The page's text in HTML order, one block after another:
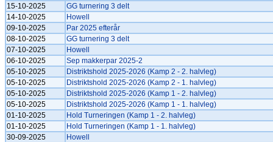
15-10-2025
GG turnering 3 delt
14-10-2025
Howell
09-10-2025
Par 2025 efterår
08-10-2025
GG turnering 3 delt
07-10-2025
Howell
06-10-2025
Sep makkerpar 2025-2
05-10-2025
Distriktshold 2025-2026 (Kamp 2 - 2. halvleg)
05-10-2025
Distriktshold 2025-2026 (Kamp 2 - 1. halvleg)
05-10-2025
Distriktshold 2025-2026 (Kamp 1 - 2. halvleg)
05-10-2025
Distriktshold 2025-2026 (Kamp 1 - 1. halvleg)
01-10-2025
Hold Turneringen (Kamp 1 - 2. halvleg)
01-10-2025
Hold Turneringen (Kamp 1 - 1. halvleg)
30-09-2025
Howell